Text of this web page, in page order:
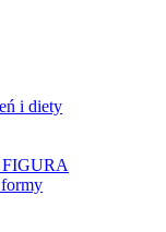
i diety
FIGURA